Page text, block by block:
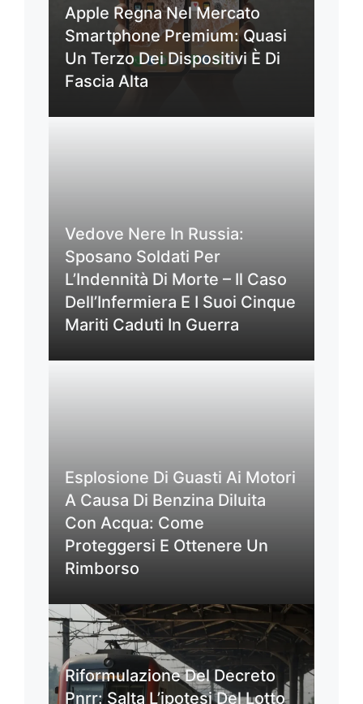
Apple Regna Nel Mercato
Smartphone Premium: Quasi
Un Terzo Dei Dispositivi È Di
Fascia Alta
Vedove Nere In Russia:
Sposano Soldati Per
L’Indennità Di Morte – Il Caso
Dell’Infermiera E I Suoi Cinque
Mariti Caduti In Guerra
Esplosione Di Guasti Ai Motori
A Causa Di Benzina Diluita
Con Acqua: Come
Proteggersi E Ottenere Un
Rimborso
Riformulazione Del Decreto
Pnrr: Salta L’ipotesi Del Lotto